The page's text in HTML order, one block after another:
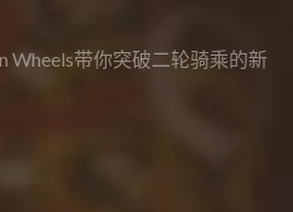
Wheels带你突破二轮骑乘的新